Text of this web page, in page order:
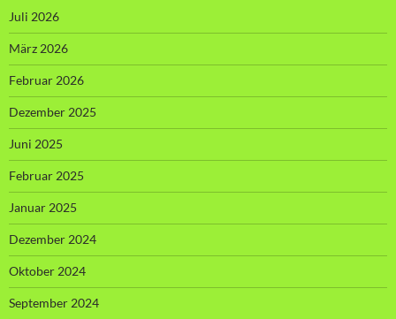
Juli 2026
März 2026
Februar 2026
Dezember 2025
Juni 2025
Februar 2025
Januar 2025
Dezember 2024
Oktober 2024
September 2024